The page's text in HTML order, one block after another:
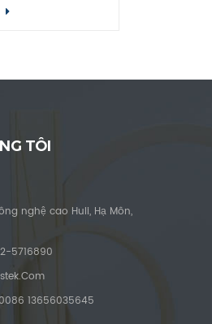
TÔI
nghệ cao Huli, Hạ Môn,
5716890
13656035645